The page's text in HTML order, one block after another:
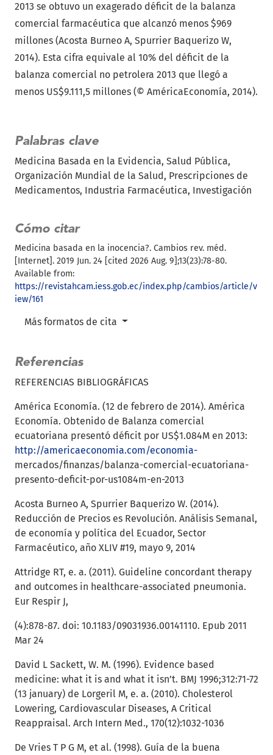
Palabras clave
Medicina Basada en la Evidencia Salud Pública
Organización Mundial de la Salud
Prescripciones de
Medicamentos Industria Farmacéutica Investigación
Cómo citar
Medicina basada en la inocencia?. Cambios rev. méd.
[Internet]. 2019 Jun. 24 [cited 2026 Aug. 9];13(23):78-80.
Available from:
https://revistahcam.iess.gob.ec/index.php/cambios/article/v
iew/161
Más formatos de cita
2013 se obtuvo un exagerado déficit de la balanza
comercial farmacéutica que alcanzó menos $969
millones (Acosta Burneo A, Spurrier Baquerizo W,
2014). Esta cifra equivale al 10% del déficit de la
balanza comercial no petrolera 2013 que llegó a
menos US$9.111,5 millones (© AméricaEconomía, 2014).
Referencias
REFERENCIAS BIBLIOGRÁFICAS
América Economía. (12 de febrero de 2014). América
Economía. Obtenido de Balanza comercial
ecuatoriana presentó déficit por US$1.084M en 2013:
http://americaeconomia.com/economia-
mercados/finanzas/balanza-comercial-ecuatoriana-
presento-deficit-por-us1084m-en-2013
Acosta Burneo A, Spurrier Baquerizo W. (2014).
Reducción de Precios es Revolución. Análisis Semanal,
de economía y política del Ecuador, Sector
Farmacéutico, año XLIV #19, mayo 9, 2014
Attridge RT, e. a. (2011). Guideline concordant therapy
and outcomes in healthcare-associated pneumonia.
Eur Respir J,
(4):878-87. doi: 10.1183/09031936.00141110. Epub 2011
Mar 24
David L Sackett, W. M. (1996). Evidence based
medicine: what it is and what it isn’t. BMJ 1996;312:71-72
(13 january) de Lorgeril M, e. a. (2010). Cholesterol
Lowering, Cardiovascular Diseases, A Critical
Reappraisal. Arch Intern Med., 170(12):1032-1036
De Vries T P G M, et al. (1998). Guía de la buena